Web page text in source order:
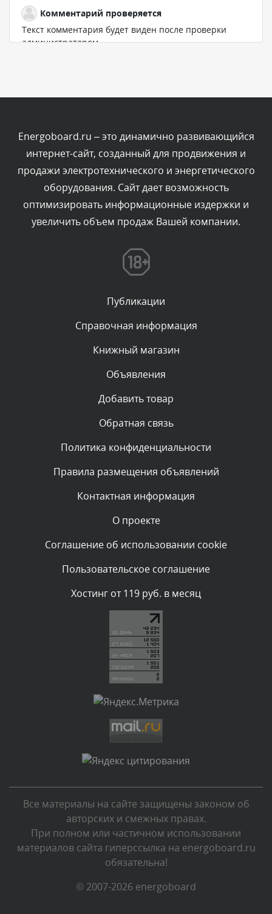
Комментарий проверяется
Текст комментария будет виден после проверки
администратором.
Комментарий проверяется
Текст комментария будет виден после проверки
администратором.
Вчера, в 15:09
Комментарий проверяется
Текст комментария будет виден после проверки
Комментарий проверяется
Текст комментария будет виден после проверки
администратором.
Комментарий проверяется
Текст комментария будет виден после проверки
администратором.
Комментарий проверяется
администратором.
Комментарий проверяется
администратором.
Комментарий проверяется
Текст комментария будет виден после проверки
Комментарий проверяется
Текст комментария будет виден после проверки
администратором.
Текст комментария будет виден после проверки
администратором.
Комментарий проверяется
Текст комментария будет виден после проверки
администратором.
Вчера, в 05:57
Комментарий проверяется
Energoboard.ru – это динамично развивающийся
интернет-сайт, созданный для продвижения и
продажи электротехнического и энергетического
оборудования. Сайт дает возможность
оптимизировать информационные издержки и
увеличить объем продаж Вашей компании.
Публикации
Справочная информация
Книжный магазин
Объявления
Добавить товар
Обратная связь
Политика конфиденциальности
Правила размещения объявлений
Контактная информация
О проекте
Соглашение об использовании cookie
Пользовательское соглашение
Хостинг от 119 руб. в месяц
Все материалы на сайте защищены законом об
авторских и смежных правах.
При полном или частичном использовании
материалов сайта гиперссылка на energoboard.ru
обязательна!
© 2007-2026 energoboard